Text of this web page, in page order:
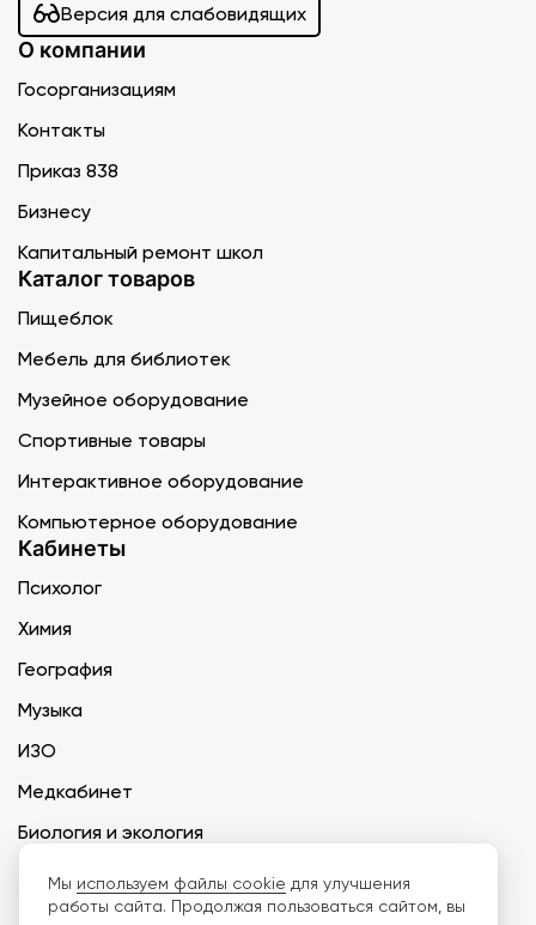
Версия для слабовидящих
О компании
Госорганизациям
Контакты
Приказ 838
Бизнесу
Капитальный ремонт школ
Каталог товаров
Пищеблок
Мебель для библиотек
Музейное оборудование
Спортивные товары
Интерактивное оборудование
Компьютерное оборудование
Кабинеты
Психолог
Химия
География
Музыка
ИЗО
Медкабинет
Биология и экология
Технология
Мы используем файлы cookie для улучшения
работы сайта. Продолжая пользоваться сайтом, вы